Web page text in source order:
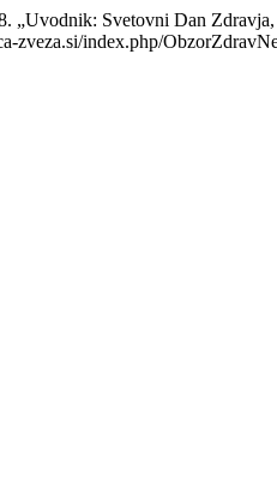
„Uvodnik: Svetovni Dan
zveza.si/index.php/